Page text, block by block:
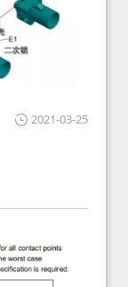
2021-03-25